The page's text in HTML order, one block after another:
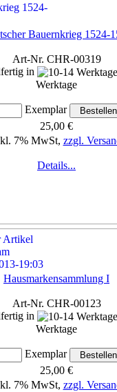
Bauernkrieg 1524-
Art-Nr. CHR-00319
in
Werktage
Exemplar
25,00 €
7% MwSt, zzgl.
Details...
Hausmarkensammlung I
Art-Nr. CHR-00123
in
Werktage
Exemplar
25,00 €
7% MwSt, zzgl.